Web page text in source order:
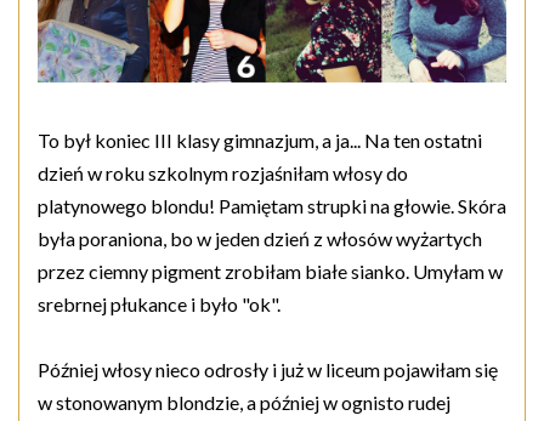
To był koniec III klasy gimnazjum, a ja... Na ten ostatni
dzień w roku szkolnym rozjaśniłam włosy do
platynowego blondu! Pamiętam strupki na głowie. Skóra
była poraniona, bo w jeden dzień z włosów wyżartych
przez ciemny pigment zrobiłam białe sianko. Umyłam w
srebrnej płukance i było "ok".
Później włosy nieco odrosły i już w liceum pojawiłam się
w stonowanym blondzie, a później w ognisto rudej